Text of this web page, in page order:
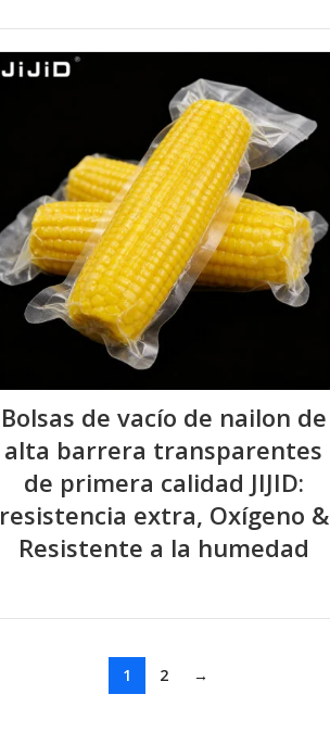
Bolsas de vacío de nailon de
alta barrera transparentes
de primera calidad JIJID:
resistencia extra, Oxígeno &
Resistente a la humedad
1 2 →